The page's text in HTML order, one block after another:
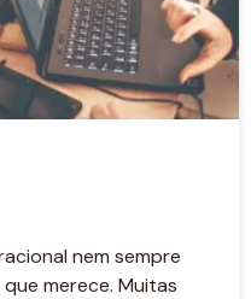
nem sempre
merece. Muitas